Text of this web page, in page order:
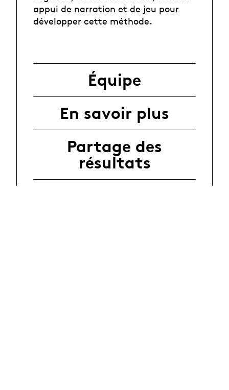
appui de narration et de jeu pour
développer cette méthode.
Équipe
En savoir plus
Partage des
résultats